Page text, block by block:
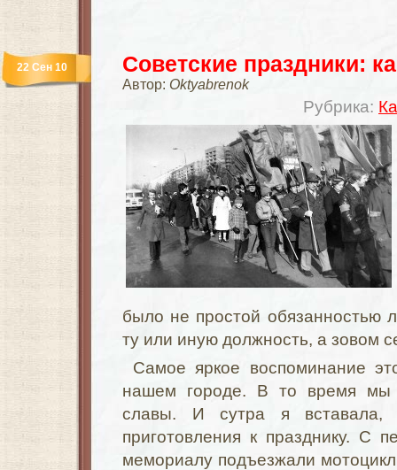
Советские праздники:
Автор: Oktyabrenok
Рубрика:
22 Сен 10
было не простой обязанностью
ту или иную должность, а зовом
Самое яркое воспоминание
нашем городе. В то время мы
славы. И сутра я вставала,
приготовления к празднику. С
мемориалу подъезжали